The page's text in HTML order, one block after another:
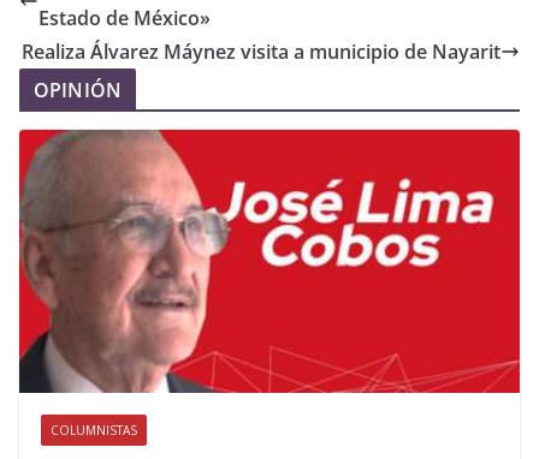
Estado de México»
Realiza Álvarez Máynez visita a municipio de Nayarit
OPINIÓN
COLUMNISTAS